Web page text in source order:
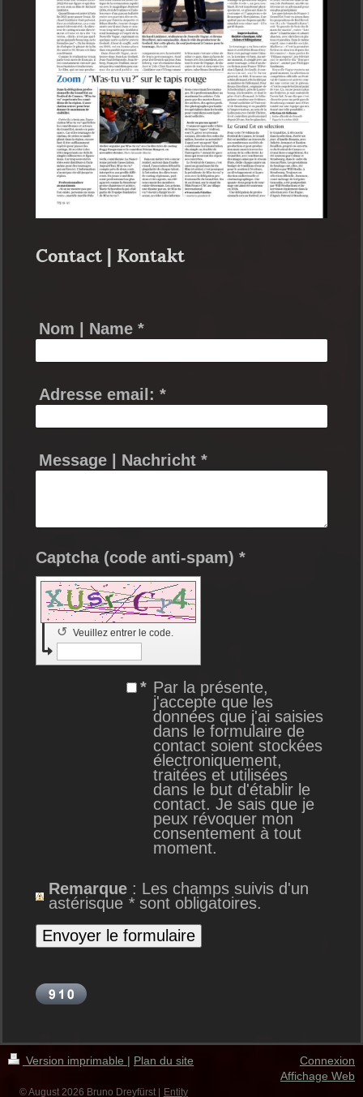
Contact | Kontakt
Nom | Name*
Adresse email: *
Message | Nachricht*
Captcha (code anti-spam) *
Veuillez entrer le code.
↺
* Par la présente,
j'accepte que les
données que j'ai saisies
dans le formulaire de
contact soient stockées
électroniquement,
traitées et utilisées
dans le but d'établir le
contact. Je sais que je
peux révoquer mon
consentement à tout
moment.
Remarque : Les champs suivis d'un
astérisque * sont obligatoires.
Version imprimable | Plan du site
© August 2026 Bruno Dreyfürst | Entity
Connexion
Affichage Web